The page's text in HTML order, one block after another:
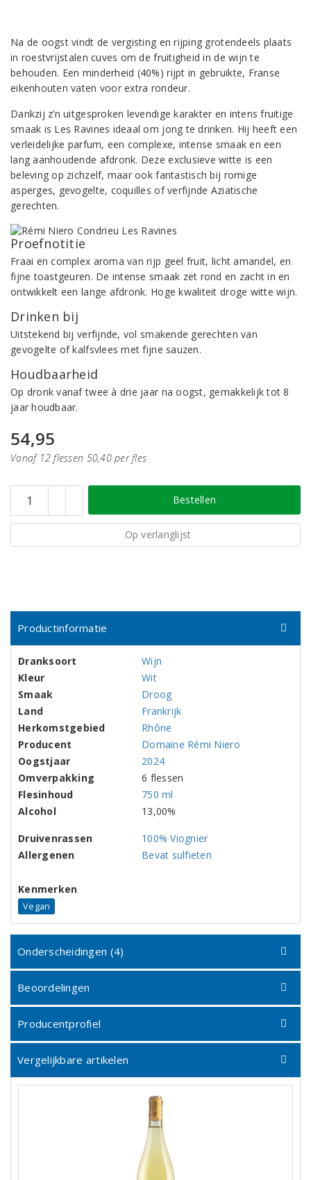
Na de oogst vindt de vergisting en rijping grotendeels plaats
in roestvrijstalen cuves om de fruitigheid in de wijn te
behouden. Een minderheid (40%) rijpt in gebruikte, Franse
eikenhouten vaten voor extra rondeur.
Dankzij z’n uitgesproken levendige karakter en intens fruitige
smaak is Les Ravines ideaal om jong te drinken. Hij heeft een
verleidelijke parfum, een complexe, intense smaak en een
lang aanhoudende afdronk. Deze exclusieve witte is een
beleving op zichzelf, maar ook fantastisch bij romige
asperges, gevogelte, coquilles of verfijnde Aziatische
gerechten.
Proefnotitie
Fraai en complex aroma van rijp geel fruit, licht amandel, en
fijne toastgeuren. De intense smaak zet rond en zacht in en
ontwikkelt een lange afdronk. Hoge kwaliteit droge witte wijn.
Drinken bij
Uitstekend bij verfijnde, vol smakende gerechten van
gevogelte of kalfsvlees met fijne sauzen.
Houdbaarheid
Op dronk vanaf twee à drie jaar na oogst, gemakkelijk tot 8
jaar houdbaar.
54,95
Vanaf 12 flessen 50,40 per fles
Bestellen
Op verlanglijst
Productinformatie
Dranksoort
Wijn
Kleur
Wit
Smaak
Droog
Land
Frankrijk
Herkomstgebied
Rhône
Producent
Domaine Rémi Niero
Oogstjaar
2024
Omverpakking
6 flessen
Flesinhoud
750 ml
Alcohol
13,00%
Druivenrassen
100% Viognier
Allergenen
Bevat sulfieten
Kenmerken
Vegan
Onderscheidingen (4)
Beoordelingen
Producentprofiel
Vergelijkbare artikelen